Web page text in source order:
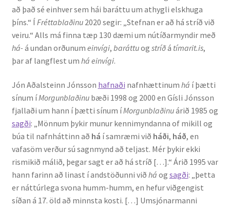
Söguleg setningafræði
Hljóð og hljóðkerfi
Staða íslenskunnar
Ritverk og erindi
Bækur
Önnur ritverk
Ritrýndar greinar
Óritrýnt fræðilegt efni
að það sé einhver sem hái baráttu um athygli elskhuga
þíns.“ Í Fréttablaðinu2020 segir: „Stefnan er að há stríð við
veiru.“ Alls má finna tæp 130 dæmi um nútíðarmyndir með
há- á undan orðunum einvígi, baráttuog stríðá tímarit.is,
þar af langflest um há einvígi.
Jón Aðalsteinn Jónsson hafnaði nafnhættinum há í þætti
sínum íMorgunblaðinubæði 1998 og 2000 en Gísli Jónsson
fjallaði um hann í þætti sínum íMorgunblaðinuárið 1985 og
sagði: „Mönnum þykir munur kennimyndanna of mikill og
búa til nafnháttinn að há í samræmi við háði, háð, en
vafasöm verður sú sagnmynd að teljast. Mér þykir ekki
rismikið málið, þegar sagt er að há stríð […].“ Árið 1995 var
hann farinn að linast í andstöðunni við há og sagði: „þetta
er náttúrlega svona humm-humm, en hefur viðgengist
síðan á 17. öld að minnsta kosti. […] Umsjónarmanni